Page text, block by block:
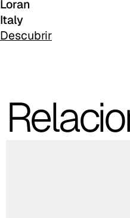
Loran
Italy
Descubrir